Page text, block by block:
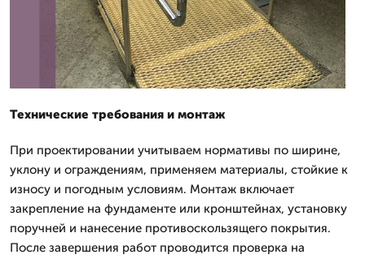
Технические требования и монтаж
При проектировании учитываем нормативы по ширине,
уклону и ограждениям, применяем материалы, стойкие к
износу и погодным условиям. Монтаж включает
закрепление на фундаменте или кронштейнах, установку
поручней и нанесение противоскользящего покрытия.
После завершения работ проводится проверка на